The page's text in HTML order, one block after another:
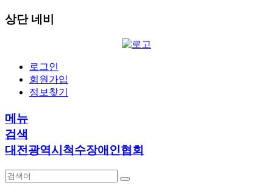
상단 네비
로그인
회원가입
정보찾기
메뉴
검색
대전광역시척수장애인협회